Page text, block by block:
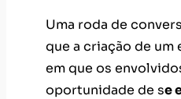
Uma roda de
que a criação de
em que os
oportunidade de se